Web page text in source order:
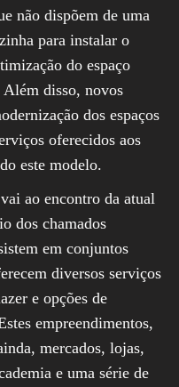
não dispõem de uma
para instalar o
do espaço
Além disso, novos
dos espaços
oferecidos aos
este modelo.
ao encontro da atual
dos chamados
em conjuntos
diversos serviços
e opções de
empreendimentos,
mercados, lojas,
e uma série de